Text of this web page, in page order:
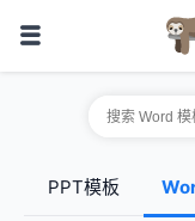
PPT模板